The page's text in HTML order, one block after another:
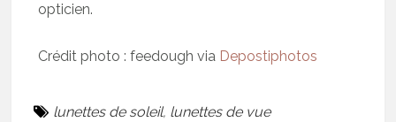
opticien.
Crédit photo : feedough via Depostiphotos
lunettes de soleil, lunettes de vue